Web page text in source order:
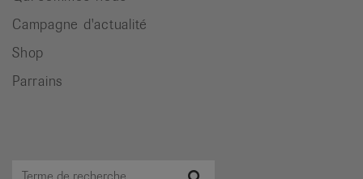
Campagne d'actualité
Shop
Parrains
Terme